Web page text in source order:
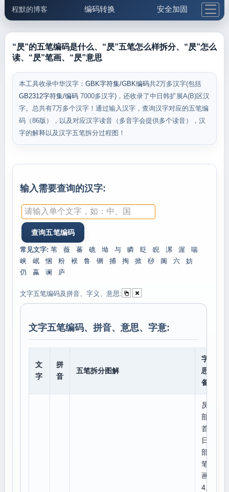
程默的博客 编码转换 安全加固
邮件工具 生活便民 更多工具
5.1支付宝大红包
“昃”的五笔编码是什么、“昃”五笔怎么样拆分、“昃”怎么
读、“昃”笔画、“昃”意思
本工具收录中华汉字： GBK字符集/GBK编码共2万多汉字(包括
GB2312字符集/编码 7000多汉字)，还收录了中日韩扩展A(B)区汉
字。总共有7万多个汉字！通过输入汉字，查询汉字对应的五笔编
码（86版），以及对应汉字读音（多音字会提供多个读音），汉
字的解释以及汉字五笔拆分过程图！
输入需要查询的汉字:
常见文字: 苇 薇 蕃 礁 坳 与 瞵 眨 睨 漯 渥
喘
峡
岷 悃 粉 袱 鲁 铡 捕 掏 掀 桫 阒 六
妨
仍
蠃 谰 庐
文字五笔编码及拼音、字义、意思:
文字五笔编码、拼音、意思、字意:
文
字
拼
音
五笔拆分图解
字意
思、
备注
昃
部
首:
日,
部外
笔
画:
4,总